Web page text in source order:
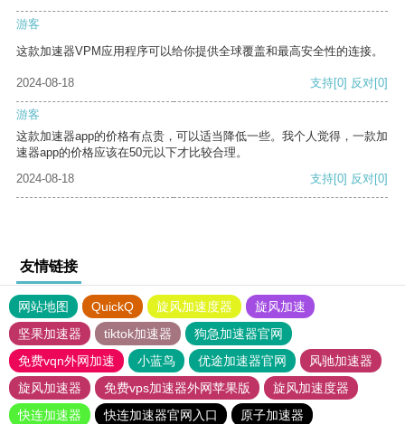
游客
这款加速器VPM应用程序可以给你提供全球覆盖和最高安全性的连接。
2024-08-18 支持[0] 反对[0]
游客
这款加速器app的价格有点贵，可以适当降低一些。我个人觉得，一款加
速器app的价格应该在50元以下才比较合理。
2024-08-18
支持[0] 反对[0]
友情链接
网站地图 QuickQ 旋风加速度器
旋风加速
坚果加速器
tiktok加速器
狗急加速器官网
免费vqn外网加速
小蓝鸟 优途加速器官网
风驰加速器
旋风加速器
免费vps加速器外网苹果版
旋风加速度器
快连加速器
快连加速器官网入口
原子加速器